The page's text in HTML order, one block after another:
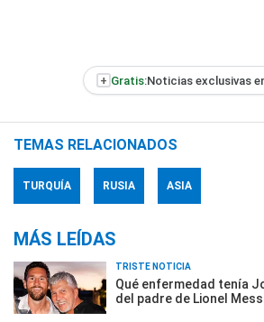
+ Gratis:Noticias exclusivas
TEMAS RELACIONADOS
TURQUÍA RUSIA ASIA
MÁS LEÍDAS
TRISTE NOTICIA
Qué enfermedad tenía
del padre de Lionel